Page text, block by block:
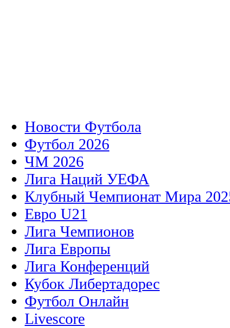
Новости Футбола
Футбол 2026
ЧМ 2026
Лига Наций УЕФА
Клубный Чемпионат Мира
Евро U21
Лига Чемпионов
Лига Европы
Лига Конференций
Кубок Либертадорес
Футбол Онлайн
Livescore